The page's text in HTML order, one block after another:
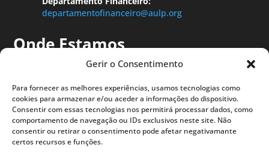
Gerir o Consentimento
Para fornecer as melhores experiências, usamos tecnologias como
cookies para armazenar e/ou aceder a informações do dispositivo.
Consentir com essas tecnologias nos permitirá processar dados, como
comportamento de navegação ou IDs exclusivos neste site. Não
consentir ou retirar o consentimento pode afetar negativamante
certos recursos e funções.
departamentofinanceiro@aulp.org
Onde Estamos